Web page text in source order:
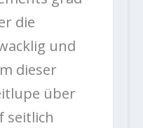
die
und
dieser
über
seitlich